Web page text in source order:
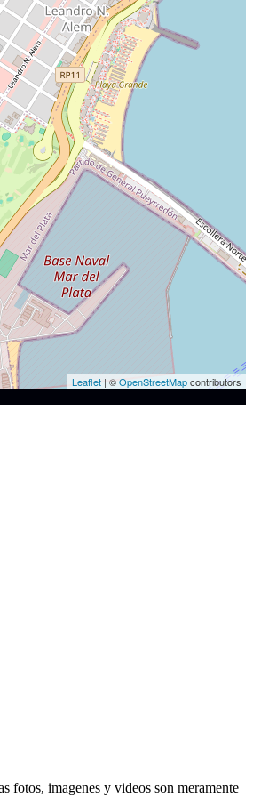
Leaflet | ©OpenStreetMapcontributors
fotos, imagenes y videos son meramente